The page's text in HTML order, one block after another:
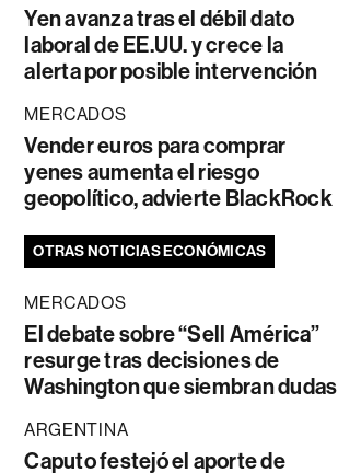
Yen avanza tras el débil dato
laboral de EE.UU. y crece la
alerta por posible intervención
MERCADOS
Vender euros para comprar
yenes aumenta el riesgo
geopolítico, advierte BlackRock
OTRAS NOTICIAS ECONÓMICAS
MERCADOS
El debate sobre “Sell América”
resurge tras decisiones de
Washington que siembran dudas
ARGENTINA
Caputo festejó el aporte de